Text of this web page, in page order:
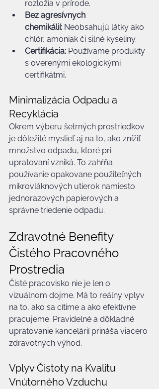
rozložia v prírode.
Bez agresívnych
chemikálií: Neobsahujú látky ako
chlór, amoniak či silné kyseliny.
Certifikácia: Používame produkty
s overenými ekologickými
certifikátmi.
Minimalizácia Odpadu a
Recyklácia
Okrem výberu šetrných prostriedkov
je dôležité myslieť aj na to, ako znížiť
množstvo odpadu, ktoré pri
upratovaní vzniká. To zahŕňa
používanie opakovane použiteľných
mikrovláknových utierok namiesto
jednorazových papierových a
správne triedenie odpadu.
Zdravotné Benefity
Čistého Pracovného
Prostredia
Čisté pracovisko nie je len o
vizuálnom dojme. Má to reálny vplyv
na to, ako sa cítime a ako efektívne
pracujeme. Pravidelné a dôkladné
upratovanie kancelárií prináša viacero
zdravotných výhod.
Vplyv Čistoty na Kvalitu
Vnútorného Vzduchu